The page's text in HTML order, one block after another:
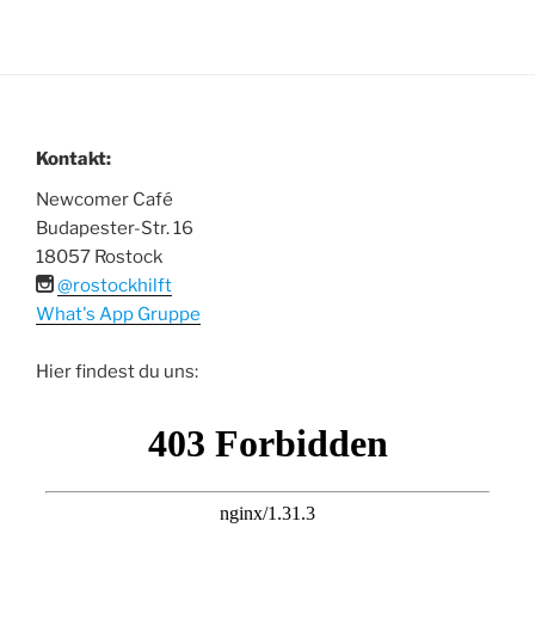
Kontakt:
Newcomer Café
Budapester-Str. 16
18057 Rostock
@rostockhilft
What's App Gruppe
Hier findest du uns: